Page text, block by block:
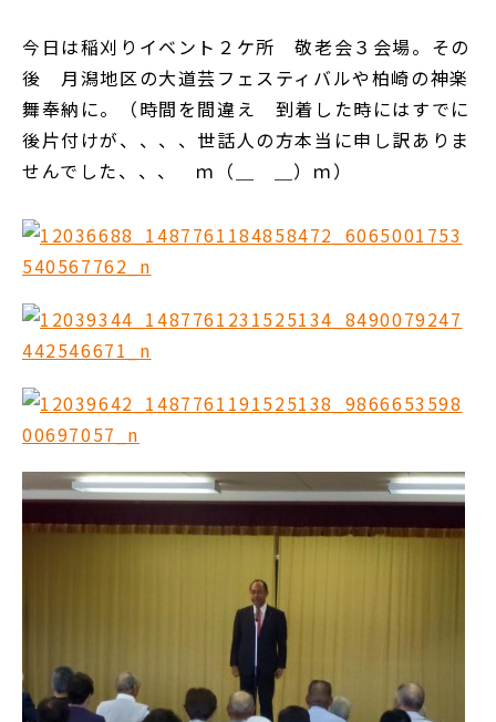
今日は稲刈りイベント２ケ所 敬老会３会場。その
後 月潟地区の大道芸フェスティバルや柏崎の神楽
舞奉納に。（時間を間違え 到着した時にはすでに
後片付けが、、、、世話人の方本当に申し訳ありま
せんでした、、、 ｍ（＿ ＿）ｍ）